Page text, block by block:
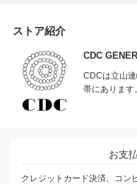
ストア紹介
CDC
CDCは立山
帯にあります
お支
クレジットカード決済、コン